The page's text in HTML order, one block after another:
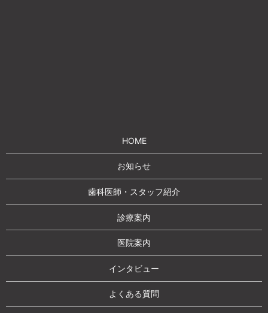
HOME
お知らせ
歯科医師・スタッフ紹介
診療案内
医院案内
インタビュー
よくある質問